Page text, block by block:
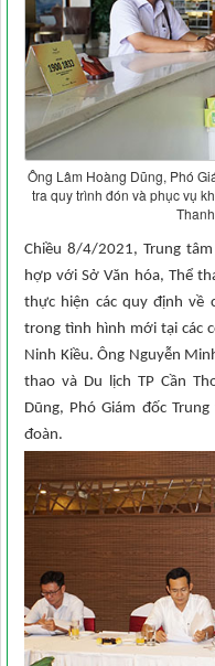
Ông Lâm Hoàng Dũng, Phó
tra quy trình đón và phục vụ
Chiều 8/4/2021, Trung
hợp với Sở Văn hóa, Thể
thực hiện các quy định về
trong tình hình mới tại các
Ninh Kiều. Ông Nguyễn
thao và Du lịch TP Cần
Dũng, Phó Giám đốc
đoàn.